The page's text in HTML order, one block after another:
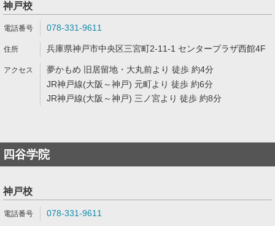
神戸校
078-331-9611
兵庫県神戸市中央区三宮町2-11-1 センタープラザ西館4F
夢かもめ 旧居留地・大丸前より 徒歩 約4分
JR神戸線(大阪～神戸) 元町より 徒歩 約6分
JR神戸線(大阪～神戸) 三ノ宮より 徒歩 約8分
四谷学院
神戸校
078-331-9611